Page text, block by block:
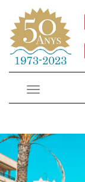
Toggle
navigation